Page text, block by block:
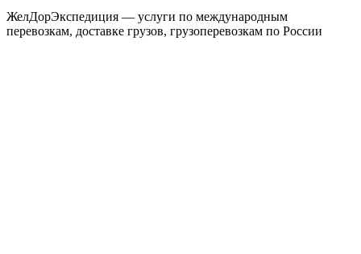
ЖелДорЭкспедиция — услуги по международным
перевозкам, доставке грузов, грузоперевозкам по России